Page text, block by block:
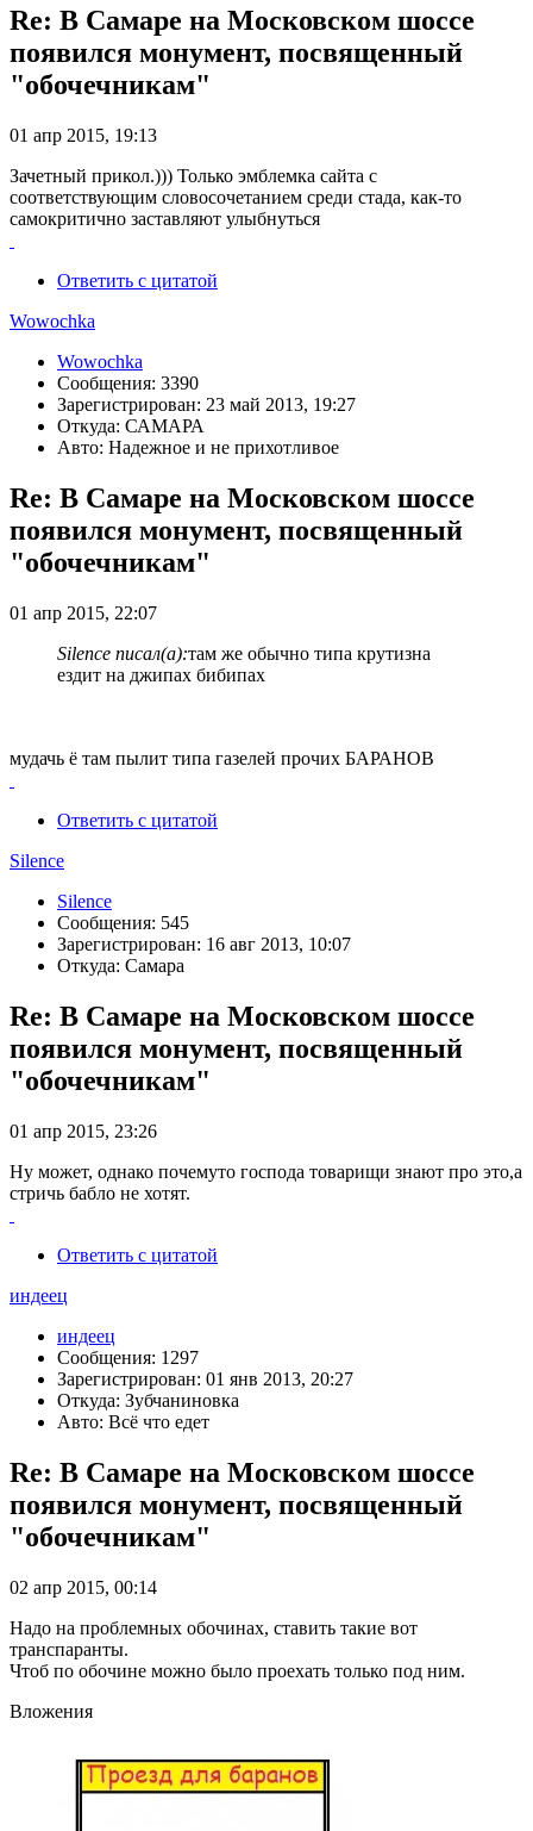
Re: В Самаре на Московском шоссе
появился монумент, посвященный
"обочечникам"
01 апр 2015, 19:13
Зачетный прикол.))) Только эмблемка сайта с
соответствующим словосочетанием среди стада, как-то
самокритично заставляют улыбнуться
Ответить с цитатой
Wowochka
Wowochka
Сообщения: 3390
Зарегистрирован: 23 май 2013, 19:27
Откуда: САМАРА
Авто: Надежное и не прихотливое
Re: В Самаре на Московском шоссе
появился монумент, посвященный
"обочечникам"
01 апр 2015, 22:07
Silence писал(а):там же обычно типа крутизна
ездит на джипах бибипах
мудачь ё там пылит типа газелей прочих БАРАНОВ
Ответить с цитатой
Silence
Silence
Сообщения: 545
Зарегистрирован: 16 авг 2013, 10:07
Откуда: Самара
Re: В Самаре на Московском шоссе
появился монумент, посвященный
"обочечникам"
01 апр 2015, 23:26
Ну может, однако почемуто господа товарищи знают про это,а
стричь бабло не хотят.
Ответить с цитатой
индеец
индеец
Сообщения: 1297
Зарегистрирован: 01 янв 2013, 20:27
Откуда: Зубчаниновка
Авто: Всё что едет
Re: В Самаре на Московском шоссе
появился монумент, посвященный
"обочечникам"
02 апр 2015, 00:14
Надо на проблемных обочинах, ставить такие вот
транспаранты.
Чтоб по обочине можно было проехать только под ним.
Вложения